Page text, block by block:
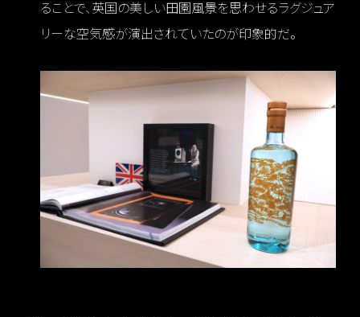
ることで、英国の美しい田園風景を思わせるラグジュア
リーな空気感が演出されていたのが印象的だ。